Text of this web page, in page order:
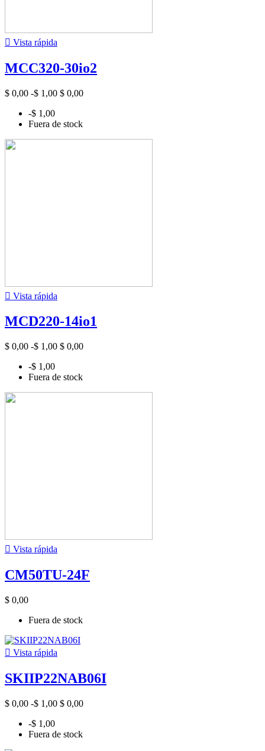
 Vista rápida
MCC320-30io2
$ 0,00 -$ 1,00 $ 0,00
-$ 1,00
Fuera de stock
 Vista rápida
MCD220-14io1
$ 0,00 -$ 1,00 $ 0,00
-$ 1,00
Fuera de stock
 Vista rápida
CM50TU-24F
$ 0,00
Fuera de stock
 Vista rápida
SKIIP22NAB06I
$ 0,00 -$ 1,00 $ 0,00
-$ 1,00
Fuera de stock